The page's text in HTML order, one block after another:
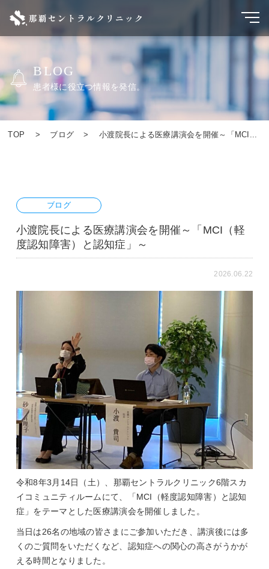
BLOG
患者様に役立つ情報を発信。
TOP ブログ 小渡院長による医療講演会を開催～「MCI...
小渡院長による医療講演会を開催～「MCI（軽
度認知障害）と認知症」～
ブログ
2026.06.22
令和8年3月14日（土）、那覇セントラルクリニック6階スカ
イコミュニティルームにて、「MCI（軽度認知障害）と認知
症」をテーマとした医療講演会を開催しました。
当日は26名の地域の皆さまにご参加いただき、講演後には多
くのご質問をいただくなど、認知症への関心の高さがうかが
える時間となりました。